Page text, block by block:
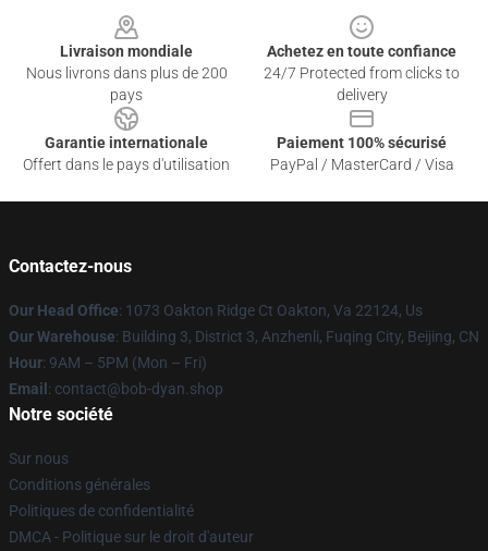
Livraison mondiale
Nous livrons dans plus de 200
pays
Achetez en toute confiance
24/7 Protected from clicks to
delivery
Garantie internationale
Offert dans le pays d'utilisation
Paiement 100% sécurisé
PayPal / MasterCard / Visa
Contactez-nous
Our Head Office: 1073 Oakton Ridge Ct Oakton, Va 22124, Us
Our Warehouse: Building 3, District 3, Anzhenli, Fuqing City, Beijing, CN
Hour: 9AM – 5PM (Mon – Fri)
Email : contact@bob-dyan.shop
Notre société
Sur nous
Conditions générales
Politiques de confidentialité
DMCA - Politique sur le droit d'auteur